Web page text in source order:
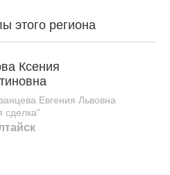
этого региона
Ксения
Евгения Львовна
сделка"